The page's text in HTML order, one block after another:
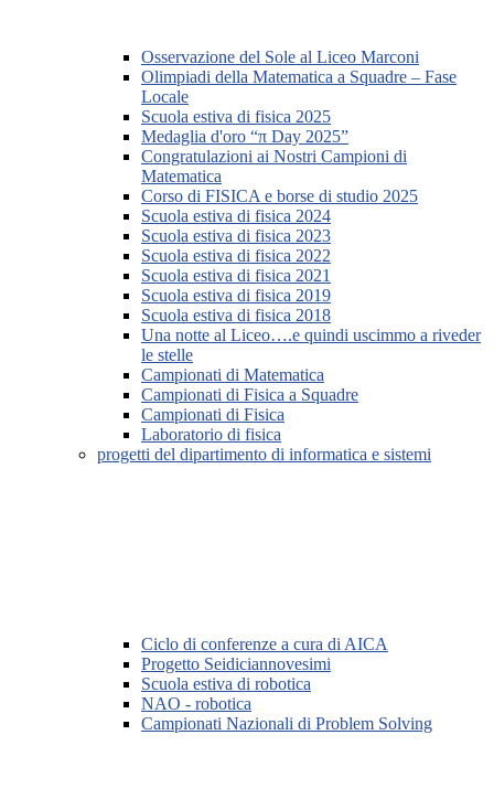
Osservazione del Sole al Liceo Marconi
Olimpiadi della Matematica a Squadre – Fase
Locale
Scuola estiva di fisica 2025
Medaglia d'oro “π Day 2025”
Congratulazioni ai Nostri Campioni di
Matematica
Corso di FISICA e borse di studio 2025
Scuola estiva di fisica 2024
Scuola estiva di fisica 2023
Scuola estiva di fisica 2022
Scuola estiva di fisica 2021
Scuola estiva di fisica 2019
Scuola estiva di fisica 2018
Una notte al Liceo….e quindi uscimmo a riveder
le stelle
Campionati di Matematica
Campionati di Fisica a Squadre
Campionati di Fisica
Laboratorio di fisica
progetti del dipartimento di informatica e sistemi
Ciclo di conferenze a cura di AICA
Progetto Seidiciannovesimi
Scuola estiva di robotica
NAO - robotica
Campionati Nazionali di Problem Solving